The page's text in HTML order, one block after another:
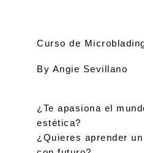
Curso de
By Angie Sevillano
¿Te apasiona el
estética?
¿Quieres aprender